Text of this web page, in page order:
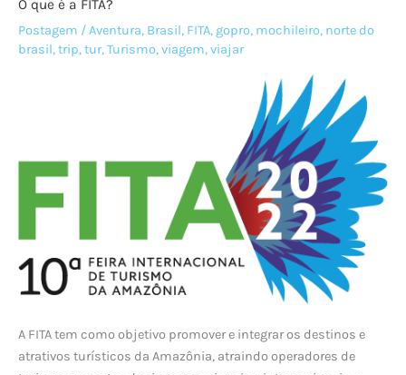
e
vídeos
que
O que é a FITA?
Postagem /Aventura, Brasil, FITA, gopro, mochileiro, norte do
brasil,trip,tur,Turismo,viagem,viajar
A FITA tem como objetivo promover e integrar os destinos e
atrativos turísticos da Amazônia, atraindo operadores de